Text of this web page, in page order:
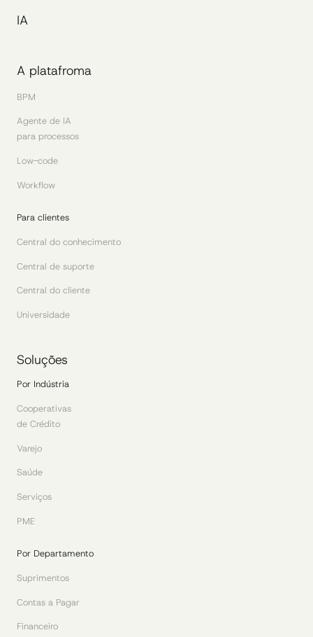
IA
A platafroma
BPM
Agente de IA
para processos
Low-code
Workflow
Para clientes
Central do conhecimento
Central de suporte
Central do cliente
Universidade
Soluções
Por Indústria
Cooperativas
de Crédito
Varejo
Saúde
Serviços
PME
Por Departamento
Suprimentos
Contas a Pagar
Financeiro